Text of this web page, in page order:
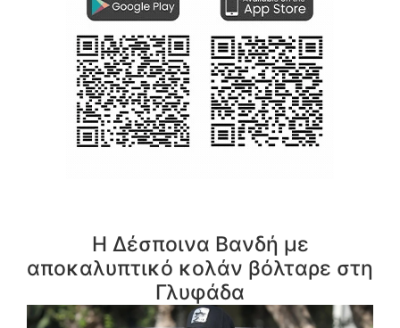
Η Δέσποινα Βανδή με
αποκαλυπτικό κολάν βόλταρε στη
Γλυφάδα